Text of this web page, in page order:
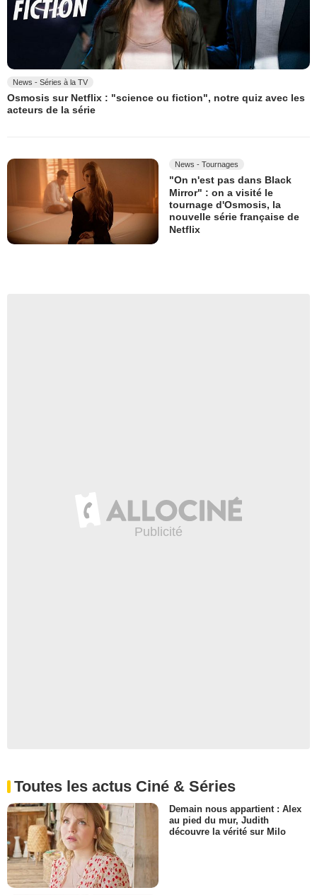
News - Séries à la TV
Osmosis sur Netflix : "science ou fiction", notre quiz avec les
acteurs de la série
News - Tournages
"On n'est pas dans Black
Mirror" : on a visité le
tournage d'Osmosis, la
nouvelle série française de
Netflix
Toutes les actus Ciné & Séries
Demain nous appartient : Alex
au pied du mur, Judith
découvre la vérité sur Milo